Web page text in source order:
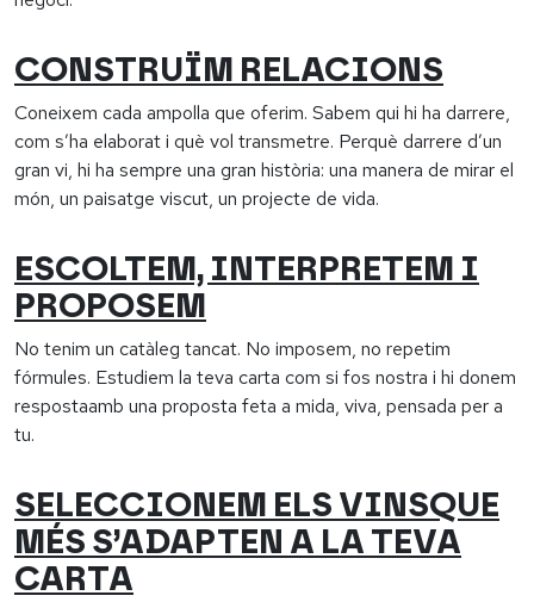
CONSTRUÏM RELACIONS
Coneixem cada ampolla que oferim. Sabem qui hi ha darrere,
com s’ha elaborat i què vol transmetre. Perquè darrere d’un
gran vi, hi ha sempre una gran història: una manera de mirar el
món, un paisatge viscut, un projecte de vida.
ESCOLTEM, INTERPRETEM I
PROPOSEM
No tenim un catàleg tancat. No imposem, no repetim
fórmules. Estudiem la teva carta com si fos nostra i hi donem
respostaamb una proposta feta a mida, viva, pensada per a
tu.
SELECCIONEM ELS VINSQUE
MÉS S’ADAPTEN A LA TEVA
CARTA